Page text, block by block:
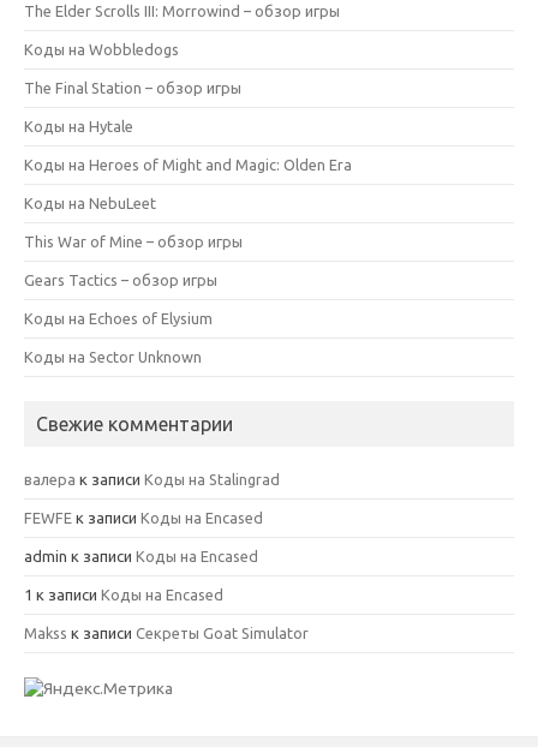
The Elder Scrolls III: Morrowind – обзор игры
Коды на Wobbledogs
The Final Station – обзор игры
Коды на Hytale
Коды на Heroes of Might and Magic: Olden Era
Коды на NebuLeet
This War of Mine – обзор игры
Gears Tactics – обзор игры
Коды на Echoes of Elysium
Коды на Sector Unknown
Свежие комментарии
валера к записи Коды на Stalingrad
FEWFE к записи Коды на Encased
admin к записи Коды на Encased
1 к записи Коды на Encased
Makss к записи Секреты Goat Simulator